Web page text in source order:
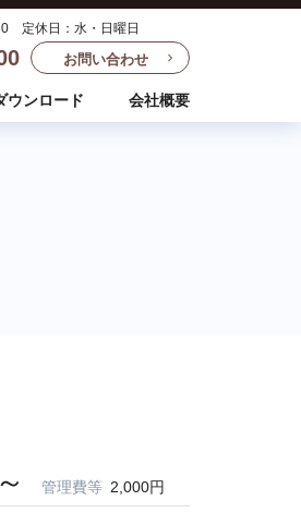
定休日：水・日曜日
お問い合わせ
ウンロード 会社概要
管理費等 2,000円